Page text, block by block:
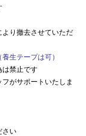
より撤去させていただ
（養生テープは可）
は禁止です
がサポートいたしま
さい